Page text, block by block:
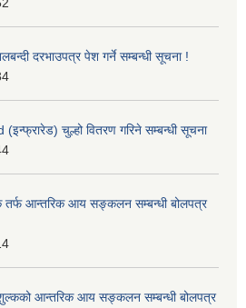
दरभाउपत्र पेश गर्ने सम्बन्धी सूचना !
चुल्हो वितरण गरिने सम्बन्धी सूचना
तर्फ आन्तरिक आय सङ्कलन सम्बन्धी बोलपत्र
शुल्कको आन्तरिक आय सङ्कलन सम्बन्धी बोलपत्र